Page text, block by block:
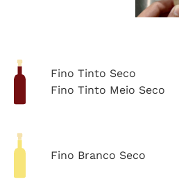
Fino Tinto Seco
Fino Tinto Meio Seco
Fino Branco Seco